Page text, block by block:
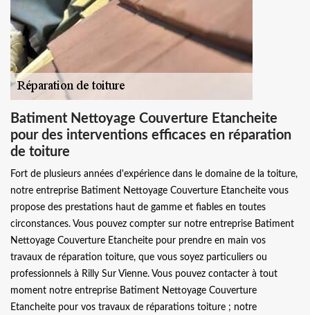
Batiment Nettoyage Couverture Etancheite
pour des interventions efficaces en réparation
de toiture
Fort de plusieurs années d'expérience dans le domaine de la toiture,
notre entreprise Batiment Nettoyage Couverture Etancheite vous
propose des prestations haut de gamme et fiables en toutes
circonstances. Vous pouvez compter sur notre entreprise Batiment
Nettoyage Couverture Etancheite pour prendre en main vos
travaux de réparation toiture, que vous soyez particuliers ou
professionnels à Rilly Sur Vienne. Vous pouvez contacter à tout
moment notre entreprise Batiment Nettoyage Couverture
Etancheite pour vos travaux de réparations toiture ; notre